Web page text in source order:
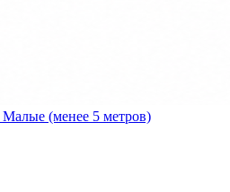
Малые (менее 5 метров)